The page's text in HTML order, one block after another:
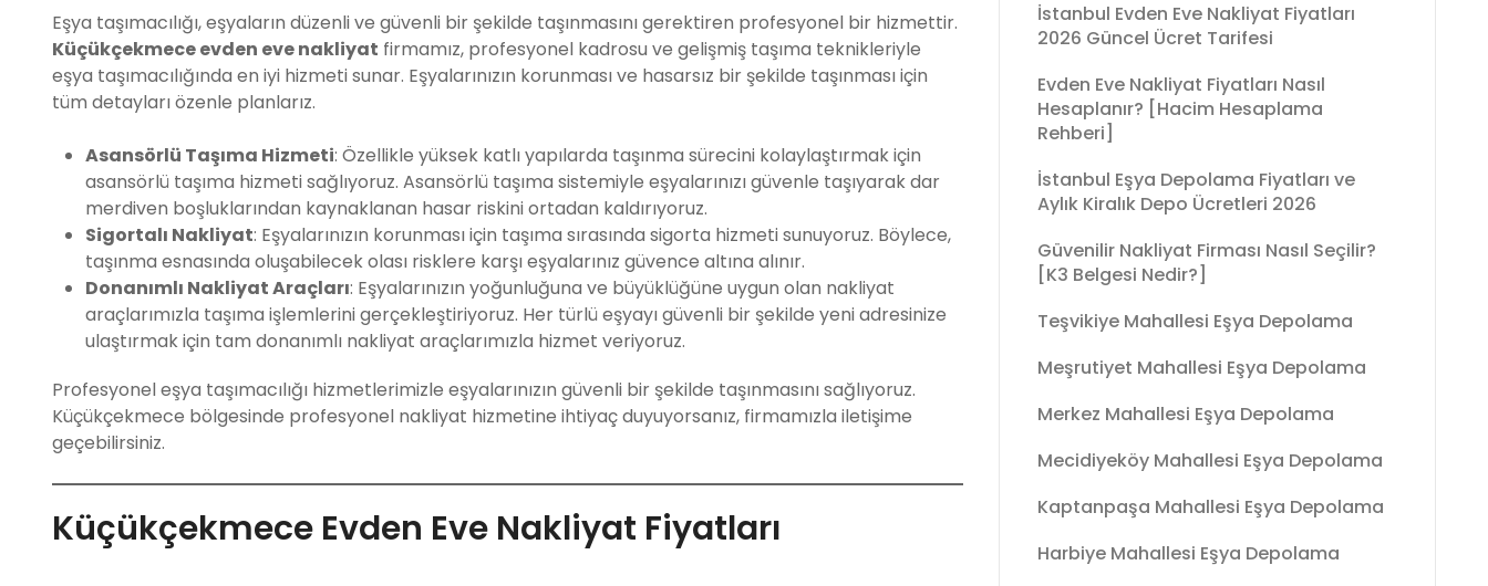
Eşya taşımacılığı, eşyaların düzenli ve güvenli bir şekilde taşınmasını gerektiren profesyonel bir hizmettir.
Küçükçekmece evden eve nakliyat firmamız, profesyonel kadrosu ve gelişmiş taşıma teknikleriyle
eşya taşımacılığında en iyi hizmeti sunar. Eşyalarınızın korunması ve hasarsız bir şekilde taşınması için
tüm detayları özenle planlarız.
Asansörlü Taşıma Hizmeti: Özellikle yüksek katlı yapılarda taşınma sürecini kolaylaştırmak için
asansörlü taşıma hizmeti sağlıyoruz. Asansörlü taşıma sistemiyle eşyalarınızı güvenle taşıyarak dar
merdiven boşluklarından kaynaklanan hasar riskini ortadan kaldırıyoruz.
Sigortalı Nakliyat: Eşyalarınızın korunması için taşıma sırasında sigorta hizmeti sunuyoruz. Böylece,
taşınma esnasında oluşabilecek olası risklere karşı eşyalarınız güvence altına alınır.
Donanımlı Nakliyat Araçları: Eşyalarınızın yoğunluğuna ve büyüklüğüne uygun olan nakliyat
araçlarımızla taşıma işlemlerini gerçekleştiriyoruz. Her türlü eşyayı güvenli bir şekilde yeni adresinize
ulaştırmak için tam donanımlı nakliyat araçlarımızla hizmet veriyoruz.
Profesyonel eşya taşımacılığı hizmetlerimizle eşyalarınızın güvenli bir şekilde taşınmasını sağlıyoruz.
Küçükçekmece bölgesinde profesyonel nakliyat hizmetine ihtiyaç duyuyorsanız, firmamızla iletişime
geçebilirsiniz.
Küçükçekmece Evden Eve Nakliyat Fiyatları
İstanbul Evden Eve Nakliyat Fiyatları
2026 Güncel Ücret Tarifesi
Evden Eve Nakliyat Fiyatları Nasıl
Hesaplanır? [Hacim Hesaplama
Rehberi]
İstanbul Eşya Depolama Fiyatları ve
Aylık Kiralık Depo Ücretleri 2026
Güvenilir Nakliyat Firması Nasıl Seçilir?
[K3 Belgesi Nedir?]
Teşvikiye Mahallesi Eşya Depolama
Meşrutiyet Mahallesi Eşya Depolama
Merkez Mahallesi Eşya Depolama
Mecidiyeköy Mahallesi Eşya Depolama
Kaptanpaşa Mahallesi Eşya Depolama
Harbiye Mahallesi Eşya Depolama